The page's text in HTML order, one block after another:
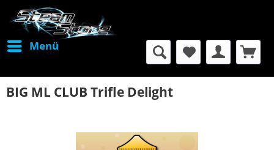
Menü
BIG ML CLUB Trifle Delight